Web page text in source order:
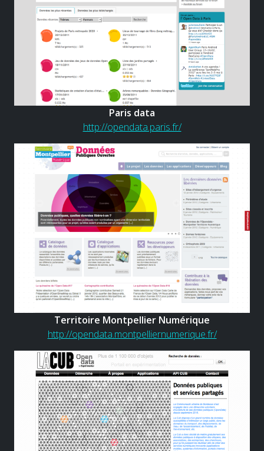
Paris data
http://opendata.paris.fr/
Territoire Montpellier Numérique
http://opendata.montpelliernumerique.fr/